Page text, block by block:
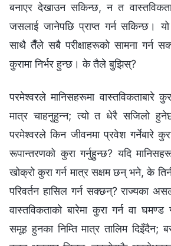
बनाएर देखाउन सकिन्छ, न त
जसलाई जानेपछि प्राप्त गर्न सकिन्छ।
साथै तैँले सबै परीक्षाहरूको सामना गर्न
कुरामा निर्भर हुन्छ। के तैले बुझिस्?
परमेश्‍वरले मानिसहरूमा वास्तविकताबारे
मात्र चाहनुहुन्न; त्यो त धेरै सजिलो
परमेश्‍वरले किन जीवनमा प्रवेश गर्नेबारे
रूपान्तरणको कुरा गर्नुहुन्छ? यदि
खोक्रो कुरा गर्न मात्र सक्षम छन् भने, के
परिवर्तन हासिल गर्न सक्छन्? राज्यका
वास्तविकताको बारेमा कुरा गर्न वा
समूह हुनका निम्ति मात्र तालिम दिइँदैन;